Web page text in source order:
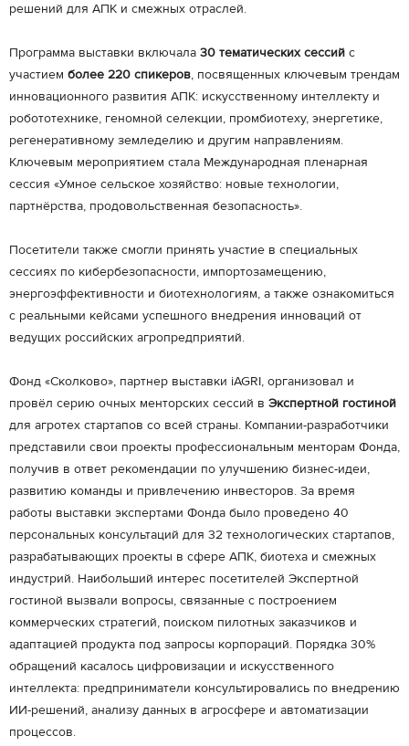
решений для АПК и смежных отраслей.
Программа выставки включала 30 тематических сессий с
участием более 220 спикеров, посвященных ключевым трендам
инновационного развития АПК: искусственному интеллекту и
робототехнике, геномной селекции, промбиотеху, энергетике,
регенеративному земледелию и другим направлениям.
Ключевым мероприятием стала Международная пленарная
сессия «Умное сельское хозяйство: новые технологии,
партнёрства, продовольственная безопасность».
Посетители также смогли принять участие в специальных
сессиях по кибербезопасности, импортозамещению,
энергоэффективности и биотехнологиям, а также ознакомиться
с реальными кейсами успешного внедрения инноваций от
ведущих российских агропредприятий.
Фонд «Сколково», партнер выставки iAGRI, организовал и
провёл серию очных менторских сессий в Экспертной гостиной
для агротех стартапов со всей страны. Компании-разработчики
представили свои проекты профессиональным менторам Фонда,
получив в ответ рекомендации по улучшению бизнес-идеи,
развитию команды и привлечению инвесторов. За время
работы выставки экспертами Фонда было проведено 40
персональных консультаций для 32 технологических стартапов,
разрабатывающих проекты в сфере АПК, биотеха и смежных
индустрий. Наибольший интерес посетителей Экспертной
гостиной вызвали вопросы, связанные с построением
коммерческих стратегий, поиском пилотных заказчиков и
адаптацией продукта под запросы корпораций. Порядка 30%
обращений касалось цифровизации и искусственного
интеллекта: предприниматели консультировались по внедрению
ИИ-решений, анализу данных в агросфере и автоматизации
процессов.